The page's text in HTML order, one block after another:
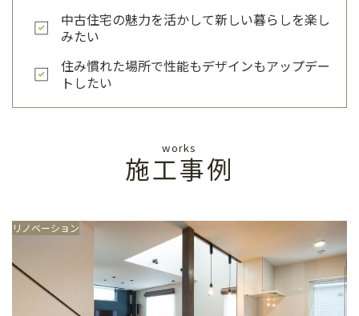
中古住宅の魅力を活かして新しい暮らしを楽し
みたい
住み慣れた場所で性能もデザインもアップデー
トしたい
works
施工事例
リノベーション